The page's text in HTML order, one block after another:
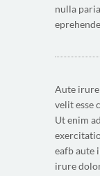
nulla
Aute
velit esse
Ut enim
eafb aute
irure